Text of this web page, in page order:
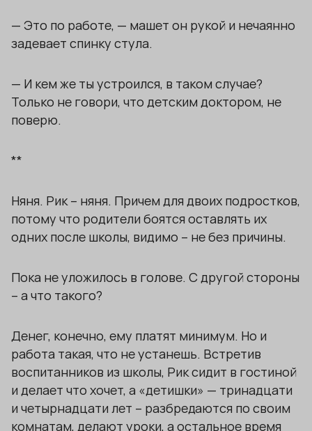
— Это по работе, — машет он рукой и нечаянно
задевает спинку стула.
— И кем же ты устроился, в таком случае?
Только не говори, что детским доктором, не
поверю.
**
Няня. Рик – няня. Причем для двоих подростков,
потому что родители боятся оставлять их
одних после школы, видимо – не без причины.
Пока не уложилось в голове. С другой стороны
– а что такого?
Денег, конечно, ему платят минимум. Но и
работа такая, что не устанешь. Встретив
воспитанников из школы, Рик сидит в гостиной
и делает что хочет, а «детишки» — тринадцати
и четырнадцати лет – разбредаются по своим
комнатам, делают уроки, а остальное время